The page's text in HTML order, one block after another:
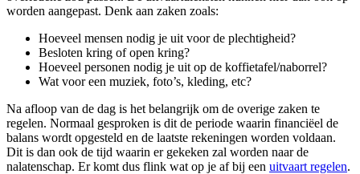
worden aangepast. Denk aan zaken zoals:
Hoeveel mensen nodig je uit voor de plechtigheid?
Besloten kring of open kring?
Hoeveel personen nodig je uit op de koffietafel/naborrel?
Wat voor een muziek, foto’s, kleding, etc?
Na afloop van de dag is het belangrijk om de overige zaken te
regelen. Normaal gesproken is dit de periode waarin financiëel de
balans wordt opgesteld en de laatste rekeningen worden voldaan.
Dit is dan ook de tijd waarin er gekeken zal worden naar de
nalatenschap. Er komt dus flink wat op je af bij een uitvaart regelen.